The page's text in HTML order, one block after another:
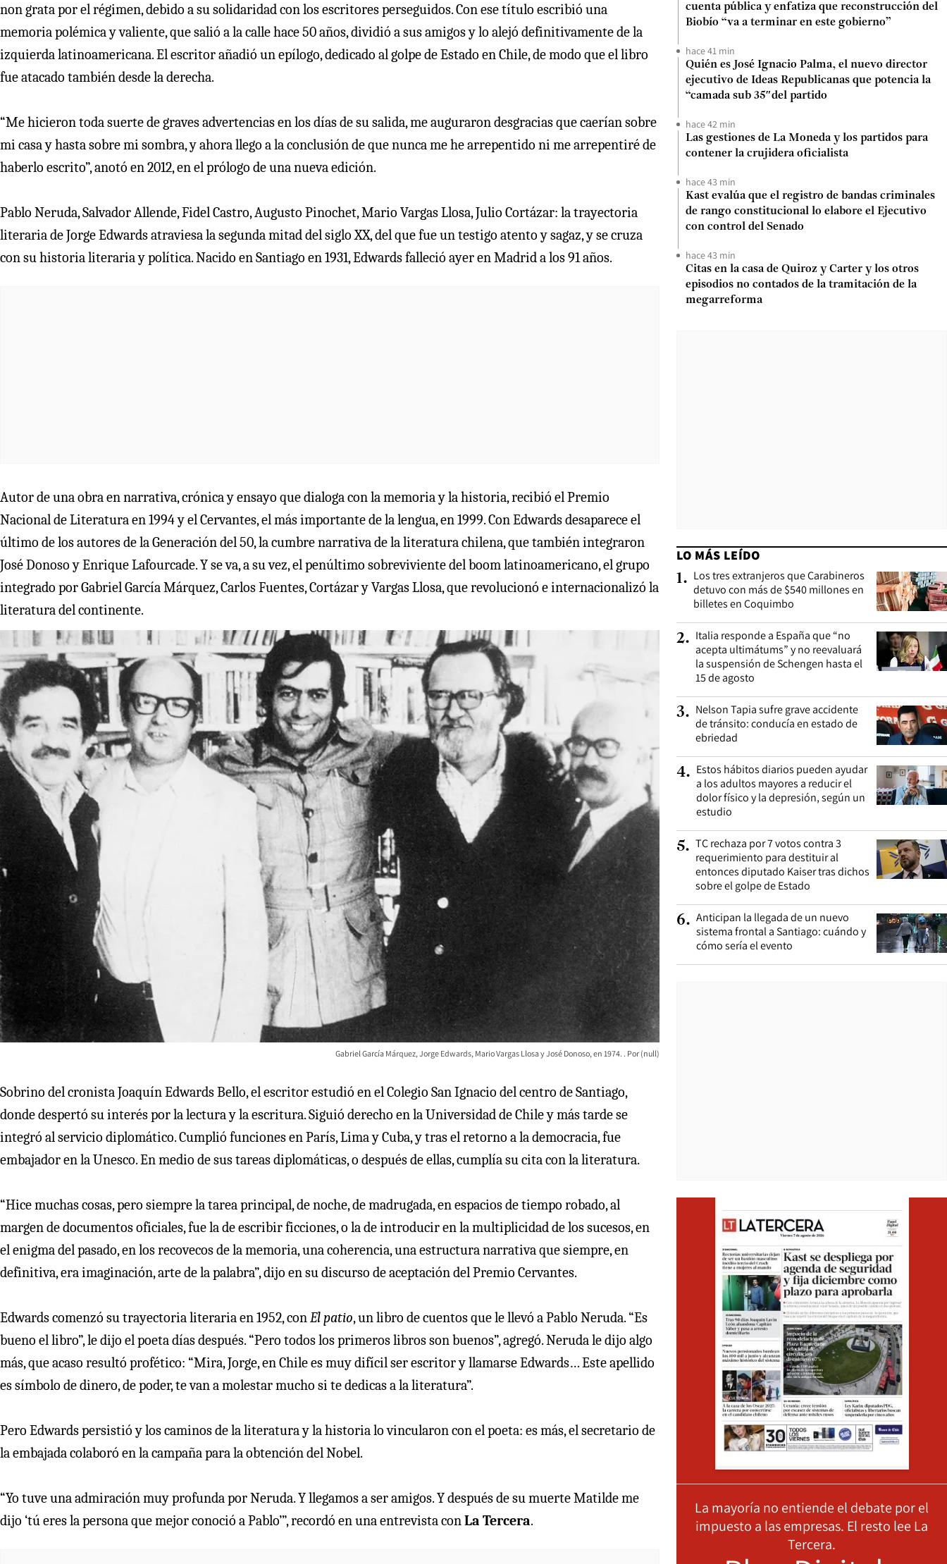
non grata por el régimen, debido a su solidaridad con los escritores perseguidos. Con ese título escribió una
memoria polémica y valiente, que salió a la calle hace 50 años, dividió a sus amigos y lo alejó definitivamente de la
izquierda latinoamericana. El escritor añadió un epílogo, dedicado al golpe de Estado en Chile, de modo que el libro
fue atacado también desde la derecha.
“Me hicieron toda suerte de graves advertencias en los días de su salida, me auguraron desgracias que caerían sobre
mi casa y hasta sobre mi sombra, y ahora llego a la conclusión de que nunca me he arrepentido ni me arrepentiré de
haberlo escrito”, anotó en 2012, en el prólogo de una nueva edición.
Pablo Neruda, Salvador Allende, Fidel Castro, Augusto Pinochet, Mario Vargas Llosa, Julio Cortázar: la trayectoria
literaria de Jorge Edwards atraviesa la segunda mitad del siglo XX, del que fue un testigo atento y sagaz, y se cruza
con su historia literaria y política. Nacido en Santiago en 1931, Edwards falleció ayer en Madrid a los 91 años.
Autor de una obra en narrativa, crónica y ensayo que dialoga con la memoria y la historia, recibió el Premio
Nacional de Literatura en 1994 y el Cervantes, el más importante de la lengua, en 1999. Con Edwards desaparece el
último de los autores de la Generación del 50, la cumbre narrativa de la literatura chilena, que también integraron
José Donoso y Enrique Lafourcade. Y se va, a su vez, el penúltimo sobreviviente del boom latinoamericano, el grupo
integrado por Gabriel García Márquez, Carlos Fuentes, Cortázar y Vargas Llosa, que revolucionó e internacionalizó la
literatura del continente.
Gabriel García Márquez, Jorge Edwards, Mario Vargas Llosa y José Donoso, en 1974. (null)
Sobrino del cronista Joaquín Edwards Bello, el escritor estudió en el Colegio San Ignacio del centro de Santiago,
donde despertó su interés por la lectura y la escritura. Siguió derecho en la Universidad de Chile y más tarde se
integró al servicio diplomático. Cumplió funciones en París, Lima y Cuba, y tras el retorno a la democracia, fue
embajador en la Unesco. En medio de sus tareas diplomáticas, o después de ellas, cumplía su cita con la literatura.
“Hice muchas cosas, pero siempre la tarea principal, de noche, de madrugada, en espacios de tiempo robado, al
margen de documentos oficiales, fue la de escribir ficciones, o la de introducir en la multiplicidad de los sucesos, en
el enigma del pasado, en los recovecos de la memoria, una coherencia, una estructura narrativa que siempre, en
definitiva, era imaginación, arte de la palabra”, dijo en su discurso de aceptación del Premio Cervantes.
Edwards comenzó su trayectoria literaria en 1952, conEl patio, un libro de cuentos que le llevó a Pablo Neruda. “Es
bueno el libro”, le dijo el poeta días después. “Pero todos los primeros libros son buenos”, agregó. Neruda le dijo algo
más, que acaso resultó profético: “Mira, Jorge, en Chile es muy difícil ser escritor y llamarse Edwards… Este apellido
es símbolo de dinero, de poder, te van a molestar mucho si te dedicas a la literatura”.
Pero Edwards persistió y los caminos de la literatura y la historia lo vincularon con el poeta: es más, el secretario de
la embajada colaboró en la campaña para la obtención del Nobel.
“Yo tuve una admiración muy profunda por Neruda. Y llegamos a ser amigos. Y después de su muerte Matilde me
dijo ‘tú eres la persona que mejor conoció a Pablo’”, recordó en una entrevista conLa Tercera.
cuenta pública y enfatiza que reconstrucción del
Biobío “va a terminar en este gobierno”
hace 41 min
Quién es José Ignacio Palma, el nuevo director
ejecutivo de Ideas Republicanas que potencia la
“camada sub 35″del partido
hace 42 min
Las gestiones de La Moneda y los partidos para
contener la crujidera oficialista
hace 43 min
Kast evalúa que el registro de bandas criminales
de rango constitucional lo elabore el Ejecutivo
con control del Senado
hace 43 min
Citas en la casa de Quiroz y Carter y los otros
episodios no contados de la tramitación de la
megarreforma
LO MÁS LEÍDO
1. Los tres extranjeros que Carabineros
detuvo con más de $540 millones en
billetes en Coquimbo
2. Italia responde a España que “no
acepta ultimátums” y no reevaluará
la suspensión de Schengen hasta el
15 de agosto
3. Nelson Tapia sufre grave accidente
de tránsito: conducía en estado de
ebriedad
4. Estos hábitos diarios pueden ayudar
a los adultos mayores a reducir el
dolor físico y la depresión, según un
estudio
5. TC rechaza por 7 votos contra 3
requerimiento para destituir al
entonces diputado Kaiser tras dichos
sobre el golpe de Estado
6. Anticipan la llegada de un nuevo
sistema frontal a Santiago: cuándo y
cómo sería el evento
La mayoría no entiende el debate por el
impuesto a las empresas. El resto lee La
Tercera.